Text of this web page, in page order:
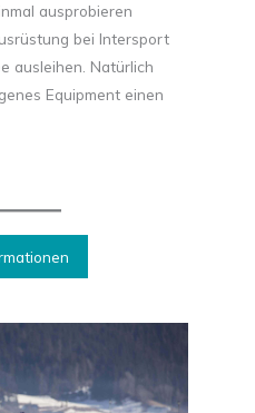
ausprobieren
bei Intersport
ausleihen. Natürlich
Equipment einen